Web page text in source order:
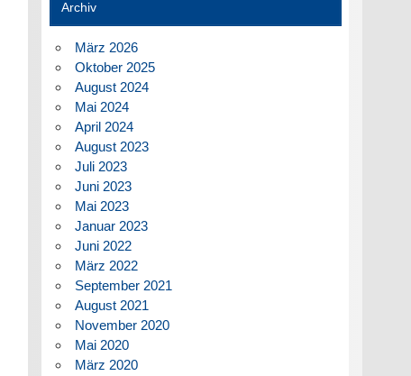
Archiv
März 2026
Oktober 2025
August 2024
Mai 2024
April 2024
August 2023
Juli 2023
Juni 2023
Mai 2023
Januar 2023
Juni 2022
März 2022
September 2021
August 2021
November 2020
Mai 2020
März 2020